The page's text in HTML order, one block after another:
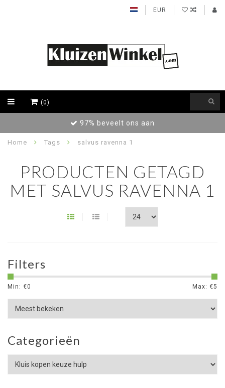
EUR
(0)
97% beveelt ons aan
Home Tags salvus ravenna 1
PRODUCTEN GETAGD
MET SALVUS RAVENNA 1
Filters
Min: €0 Max: €5
Categorieën